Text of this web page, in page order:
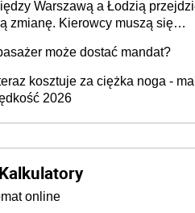
Warszawą a Łodzią
zmianę. Kierowcy muszą się
może dostać mandat?
kosztuje za ciężka noga -
2026
Kalkulatory
online